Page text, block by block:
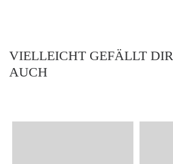
VIELLEICHT GEFÄLLT DIR
AUCH